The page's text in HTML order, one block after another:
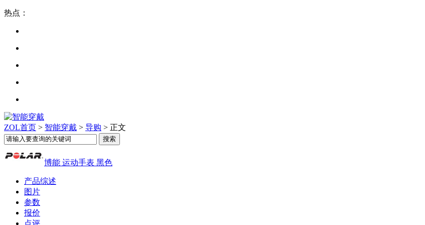
热点：
ZOL首页 > 智能穿戴 > 导购 > 正文
博能 运动手表 黑色
产品综述
图片
参数
报价
点评